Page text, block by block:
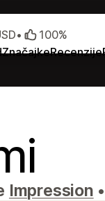
ZnačajkeRecenzije
• 100%
Impression •